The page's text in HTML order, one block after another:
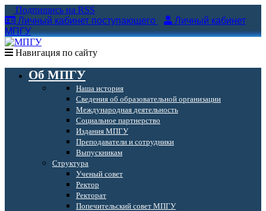
Подпишись на RSS
Личный кабинет поступающего
Личный кабинет
МПГУ
Навигация по сайту
Об МПГУ
Наша история
Сведения об образовательной организации
Международная деятельность
Социальное партнерство
Издания МПГУ
Преподаватели и сотрудники
Выпускникам
Структура
Ученый совет
Ректор
Ректорат
Попечительский совет МПГУ